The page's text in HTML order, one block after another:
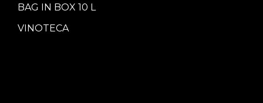
BAG IN BOX 10 L
VINOTECA